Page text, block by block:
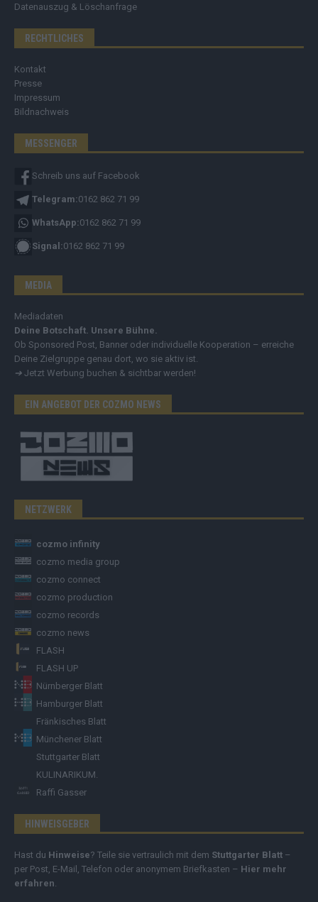
Datenauszug & Löschanfrage
RECHTLICHES
Kontakt
Presse
Impressum
Bildnachweis
MESSENGER
Schreib uns auf Facebook
Telegram:0162 862 71 99
WhatsApp:0162 862 71 99
Signal:0162 862 71 99
MEDIA
Mediadaten
Deine Botschaft. Unsere Bühne.
Ob Sponsored Post, Banner oder individuelle Kooperation – erreiche
Deine Zielgruppe genau dort, wo sie aktiv ist.
➔ Jetzt Werbung buchen & sichtbar werden!
EIN ANGEBOT DER COZMO NEWS
NETZWERK
cozmo infinity
cozmo media group
cozmo connect
cozmo production
cozmo records
cozmo news
FLASH
FLASH UP
Nürnberger Blatt
Hamburger Blatt
Fränkisches Blatt
Münchener Blatt
Stuttgarter Blatt
KULINARIKUM.
Raffi Gasser
HINWEISGEBER
Hast du Hinweise? Teile sie vertraulich mit dem Stuttgarter Blatt –
per Post, E-Mail, Telefon oder anonymem Briefkasten – Hier mehr
erfahren.